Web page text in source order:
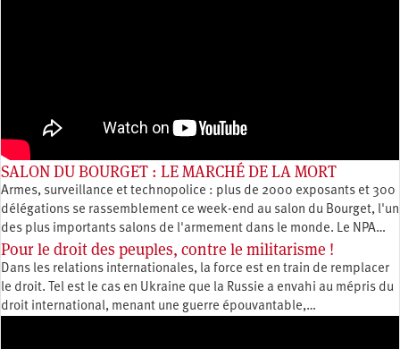
SALON DU BOURGET : LE MARCHÉ DE LA MORT
Armes, surveillance et technopolice : plus de 2000 exposants et 300
délégations se rassemblement ce week-end au salon du Bourget, l'un
des plus importants salons de l'armement dans le monde. Le NPA…
Pour le droit des peuples, contre le militarisme !
Dans les relations internationales, la force est en train de remplacer
le droit. Tel est le cas en Ukraine que la Russie a envahi au mépris du
droit international, menant une guerre épouvantable,…